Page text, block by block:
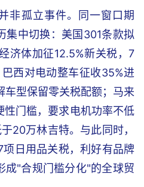
非孤立事件。同一窗口期
集中切换：美国301条款拟
济体加征12.5%新关税，7
西对电动整车征收35%进
车型保留零关税配额；马来
性门槛，要求电机功率不低
20万林吉特。与此同时，
日用品关税，利好有品牌
成"合规门槛分化"的全球贸